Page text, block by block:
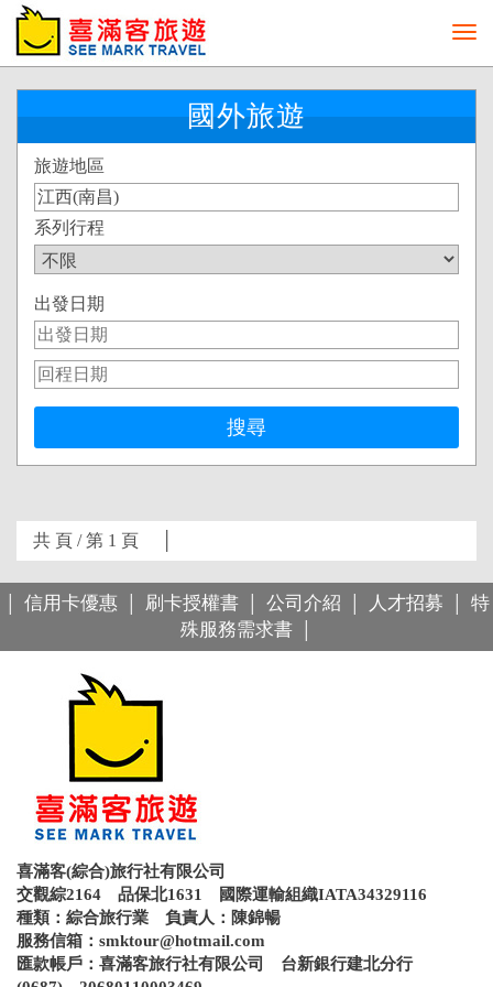
國外旅遊
旅遊地區
系列行程
出發日期
共 頁 / 第 1 頁 │
信用卡優惠 刷卡授權書 公司介紹 人才招募
特
殊服務需求書
喜滿客(綜合)旅行社有限公司
交觀綜2164 品保北1631 國際運輸組織IATA34329116
種類：綜合旅行業 負責人：陳錦暢
服務信箱： smktour@hotmail.com
匯款帳戶：喜滿客旅行社有限公司 台新銀行建北分行